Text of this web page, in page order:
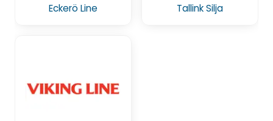
Eckerö Line Tallink Silja